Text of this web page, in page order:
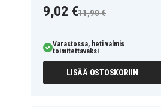
9,02 €11,90 €
Varastossa, heti valmis
toimitettavaksi
LISÄÄ OSTOSKORIIN